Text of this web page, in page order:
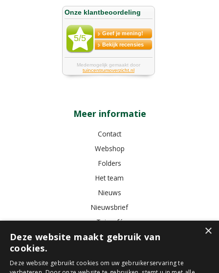
Meer informatie
Contact
Webshop
Folders
Het team
Nieuws
Nieuwsbrief
Tuincafé
Vacatures
×
Deze website maakt gebruik van
cookies.
Deze website gebruikt cookies om uw gebruikerservaring te